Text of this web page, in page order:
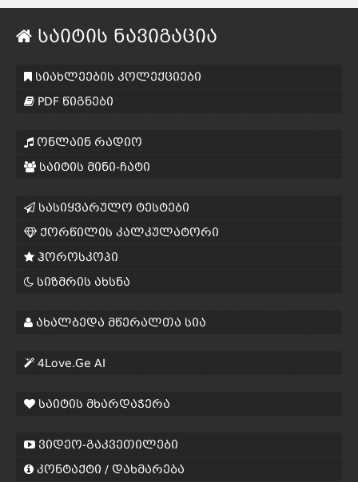
საიტის ნავიგაცია
სიახლეების კოლექციები
PDF წიგნები
ონლაინ რადიო
საიტის მინი-ჩატი
სასიყვარულო ტესტები
ქორწილის კალკულატორი
ჰოროსკოპი
სიზმრის ახსნა
ახალბედა მწერალთა სია
4Love.Ge AI
საიტის მხარდაჭერა
ვიდეო-გაკვეთილები
კონტაქტი / დახმარება